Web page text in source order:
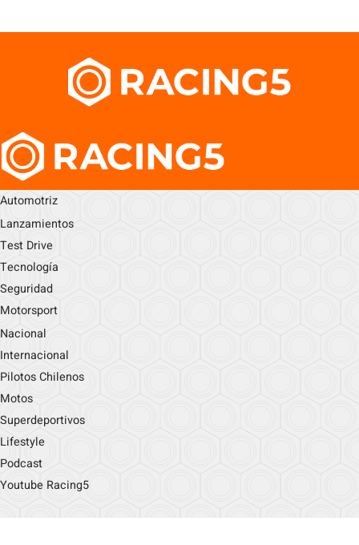
Automotriz
Lanzamientos
Test Drive
Tecnología
Seguridad
Motorsport
Nacional
Internacional
Pilotos Chilenos
Motos
Superdeportivos
Lifestyle
Podcast
Youtube Racing5